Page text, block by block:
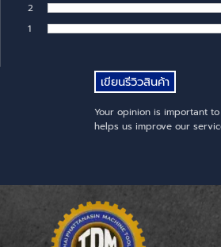
2
1
Your opinion is important
helps us improve our